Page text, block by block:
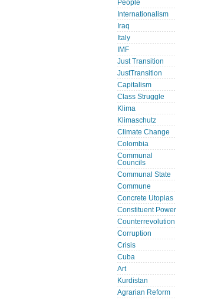
People
Internationalism
Iraq
Italy
IMF
Just Transition
JustTransition
Capitalism
Class Struggle
Klima
Klimaschutz
Climate Change
Colombia
Communal
Councils
Communal State
Commune
Concrete Utopias
Constituent Power
Counterrevolution
Corruption
Crisis
Cuba
Art
Kurdistan
Agrarian Reform